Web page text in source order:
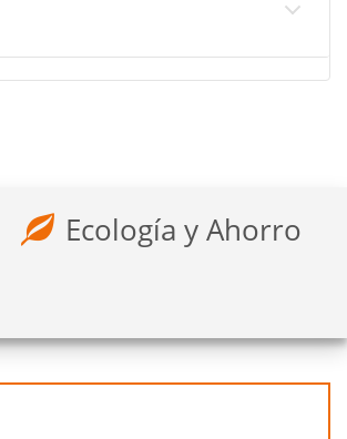
Ecología y Ahorro